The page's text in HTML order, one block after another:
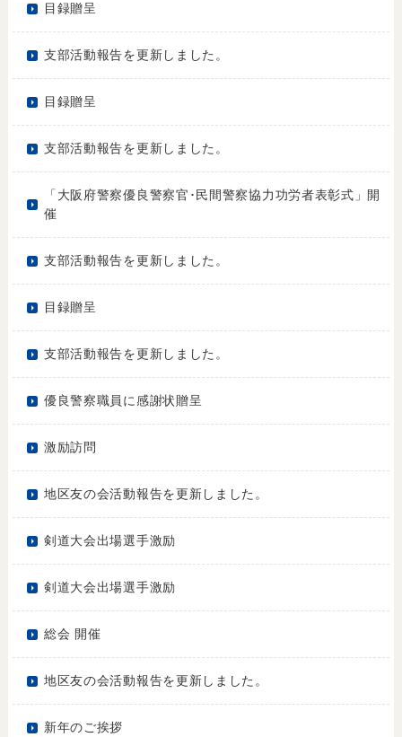
目録贈呈
支部活動報告を更新しました。
目録贈呈
支部活動報告を更新しました。
「大阪府警察優良警察官･民間警察協力功労者表彰式」開
催
支部活動報告を更新しました。
目録贈呈
支部活動報告を更新しました。
優良警察職員に感謝状贈呈
激励訪問
地区友の会活動報告を更新しました。
剣道大会出場選手激励
剣道大会出場選手激励
総会 開催
地区友の会活動報告を更新しました。
新年のご挨拶